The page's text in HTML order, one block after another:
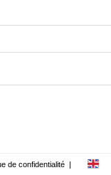
de confidentialité |